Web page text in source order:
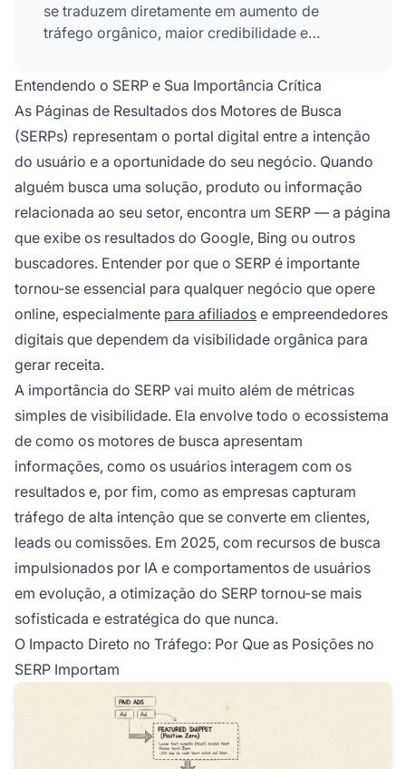
se traduzem diretamente em aumento de
tráfego orgânico, maior credibilidade e
resultado orgânico recebe 27,6% dos cliques,
enquanto os resultados da segunda página
recebem menos de 1% combinados, tornando
o posicionamento no SERP crucial para o
sucesso do negócio.
Entendendo o SERP e Sua Importância Crítica
As Páginas de Resultados dos Motores de Busca
(SERPs) representam o portal digital entre a intenção
do usuário e a oportunidade do seu negócio. Quando
alguém busca uma solução, produto ou informação
relacionada ao seu setor, encontra um SERP — a página
que exibe os resultados do Google, Bing ou outros
buscadores. Entender por que o SERP é importante
tornou-se essencial para qualquer negócio que opere
online, especialmente para afiliados e empreendedores
digitais que dependem da visibilidade orgânica para
gerar receita.
A importância do SERP vai muito além de métricas
simples de visibilidade. Ela envolve todo o ecossistema
de como os motores de busca apresentam
informações, como os usuários interagem com os
resultados e, por fim, como as empresas capturam
tráfego de alta intenção que se converte em clientes,
leads ou comissões. Em 2025, com recursos de busca
impulsionados por IA e comportamentos de usuários
em evolução, a otimização do SERP tornou-se mais
sofisticada e estratégica do que nunca.
O Impacto Direto no Tráfego: Por Que as Posições no
SERP Importam